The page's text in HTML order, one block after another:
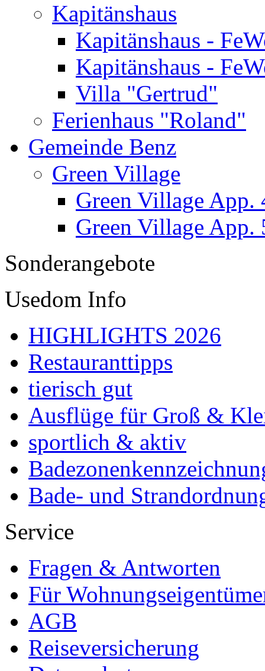
Kapitänshaus
Kapitänshaus -
Kapitänshaus -
Villa "Gertrud"
Ferienhaus "Roland"
Gemeinde Benz
Green Village
Green Village App.
Green Village App.
Sonderangebote
Usedom Info
HIGHLIGHTS 2026
Restauranttipps
tierisch gut
Ausflüge für Groß &
sportlich & aktiv
Bade- und
Service
Fragen & Antworten
Für
AGB
Reiseversicherung